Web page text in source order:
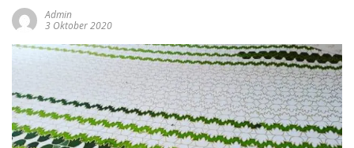
Admin
3 Oktober 2020